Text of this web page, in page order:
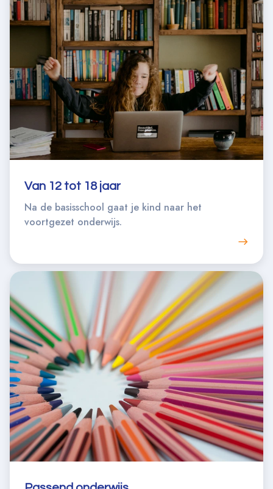
Van 12 tot 18 jaar
Na de basisschool gaat je kind naar het
voortgezet onderwijs.